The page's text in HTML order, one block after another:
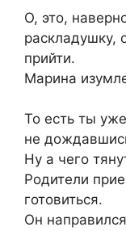
О, это,
раскладушку,
прийти.
Марина
То есть ты
не
Ну а чего
Родители
готовиться.
Он